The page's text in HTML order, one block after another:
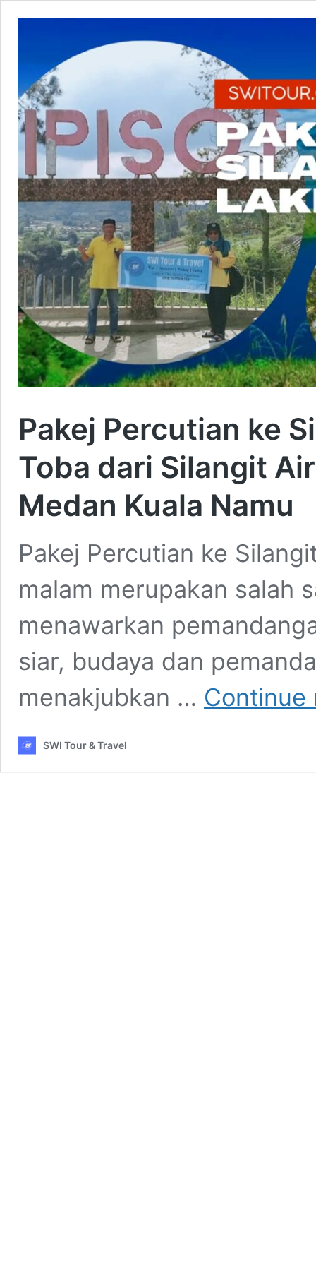
Pakej Percutian ke
Toba dari Silangit
Medan Kuala Namu
Pakej Percutian ke
malam merupakan salah
menawarkan
siar, budaya dan
menakjubkan … Continue
SWI Tour & Travel